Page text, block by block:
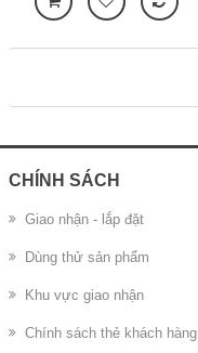
tristique ut lectus. Sed et lorem
primis in faucibus orci luctus et
CHÍNH SÁCH
Giao nhận - lắp đặt
Dùng thử sản phẩm
Khu vực giao nhận
Chính sách thẻ khách hàng